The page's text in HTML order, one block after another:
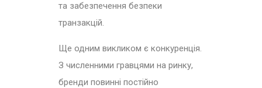
та забезпечення безпеки
транзакцій.
Ще одним викликом є конкуренція.
З численними гравцями на ринку,
бренди повинні постійно